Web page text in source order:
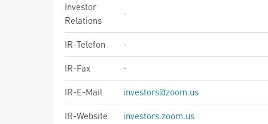
Investor
Relations
-
IR-Telefon
-
IR-Fax
-
IR-E-Mail
investors@zoom.us
IR-Website
investors.zoom.us